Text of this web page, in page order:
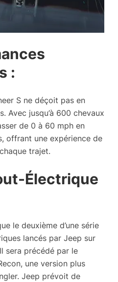
:
S ne déçoit pas en
Avec jusqu’à 600 chevaux
de 0 à 60 mph en
offrant une expérience de
trajet.
Électrique
le deuxième d’une série
lancés par Jeep sur
sera précédé par le
une version plus
Jeep prévoit de